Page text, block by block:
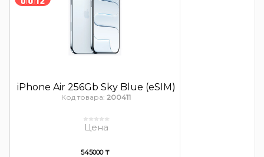
iPhone Air 256Gb Sky Blue (eSIM)
Код товара: 200411
Цена
545000 ₸